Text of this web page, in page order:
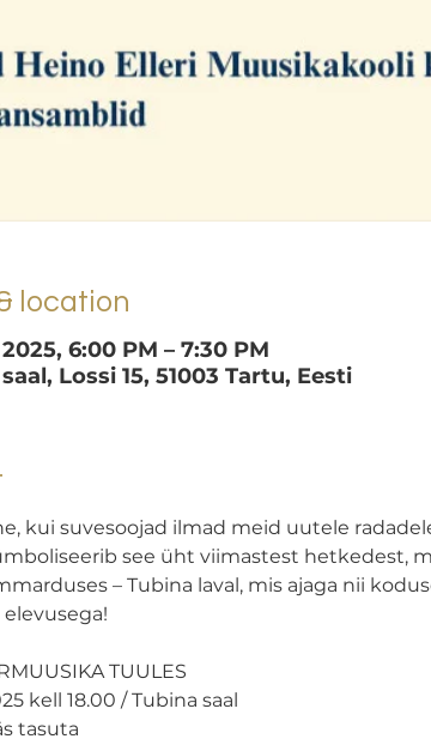
location
6:00 PM – 7:30 PM
Lossi 15, 51003 Tartu, Eesti
kui suvesoojad ilmad meid uutele
see üht viimastest hetkedest,
– Tubina laval, mis ajaga nii
TUULES
kell 18.00 / Tubina saal
tasuta